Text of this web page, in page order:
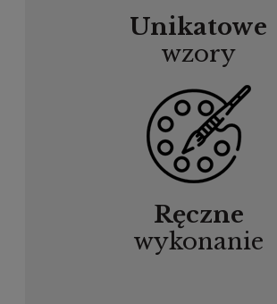
Unikatowe
wzory
Ręczne
wykonanie